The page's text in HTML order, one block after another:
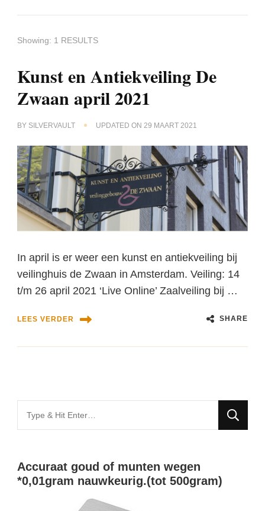
Showing: 1 RESULTS
Kunst en Antiekveiling De
Zwaan april 2021
BY SILVERVAULT UPDATED ON 29 MAART 2021
In april is er weer een kunst en antiekveiling bij
veilinghuis de Zwaan in Amsterdam. Veiling: 14
t/m 26 april 2021 ‘Live Online’ Zaalveiling bij …
LEES VERDER SHARE
for
Accuraat goud of munten wegen
*0,01gram nauwkeurig.(tot 500gram)